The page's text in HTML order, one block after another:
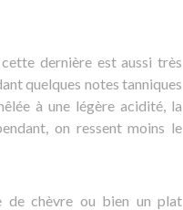
dernière est aussi très
quelques notes tanniques
à une légère acidité, la
on ressent moins le
de chèvre ou bien un plat